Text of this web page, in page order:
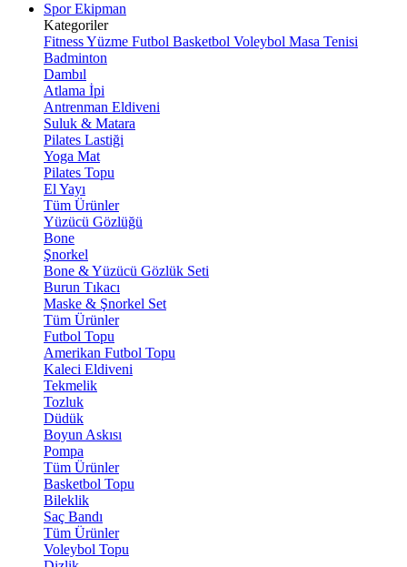
Spor Ekipman
Kategoriler
FitnessYüzme Futbol Basketbol Voleybol Masa Tenisi
Badminton
Dambıl
Atlama İpi
Antrenman Eldiveni
Suluk & Matara
Pilates Lastiği
Yoga Mat
Pilates Topu
El Yayı
Tüm Ürünler
Yüzücü Gözlüğü
Bone
Şnorkel
Bone & Yüzücü Gözlük Seti
Burun Tıkacı
Maske & Şnorkel Set
Tüm Ürünler
Futbol Topu
Amerikan Futbol Topu
Kaleci Eldiveni
Tekmelik
Tozluk
Düdük
Boyun Askısı
Pompa
Tüm Ürünler
Basketbol Topu
Bileklik
Saç Bandı
Tüm Ürünler
Voleybol Topu